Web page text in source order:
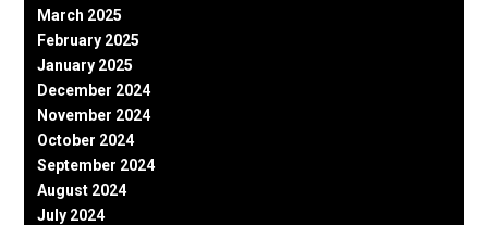
March 2025
February 2025
January 2025
December 2024
November 2024
October 2024
September 2024
August 2024
July 2024